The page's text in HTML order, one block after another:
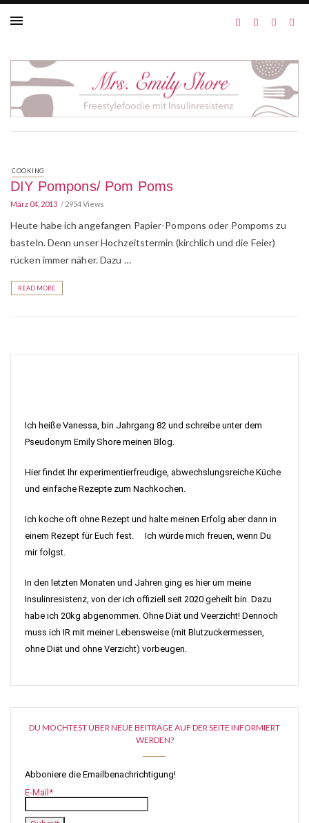
COOKING
DIY Pompons/ Pom Poms
März 04, 2013 2954 Views
Heute habe ich angefangen Papier-Pompons oder Pompoms zu
basteln. Denn unser Hochzeitstermin (kirchlich und die Feier)
rücken immer näher. Dazu …
READ MORE
Ich heiße Vanessa, bin Jahrgang 82 und schreibe unter dem
Pseudonym Emily Shore meinen Blog.
Hier findet Ihr experimentierfreudige, abwechslungsreiche Küche
und einfache Rezepte zum Nachkochen.
Ich koche oft ohne Rezept und halte meinen Erfolg aber dann in
einem Rezept für Euch fest. Ich würde mich freuen, wenn Du
mir folgst.
In den letzten Monaten und Jahren ging es hier um meine
Insulinresistenz, von der ich offiziell seit 2020 geheilt bin. Dazu
habe ich 20kg abgenommen. Ohne Diät und Veerzicht! Dennoch
muss ich IR mit meiner Lebensweise (mit Blutzuckermessen,
ohne Diät und ohne Verzicht) vorbeugen.
DU MÖCHTEST ÜBER NEUE BEITRÄGE AUF DER SEITE INFORMIERT
WERDEN?
Abboniere die Emailbenachrichtigung!
E-Mail*